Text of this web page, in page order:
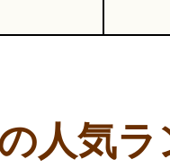
人気